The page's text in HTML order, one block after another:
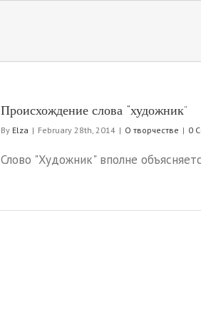
Происхождение слова “художник”
By Elza | February 28th, 2014 | О творчестве | 0
Слово "Художник" вполне